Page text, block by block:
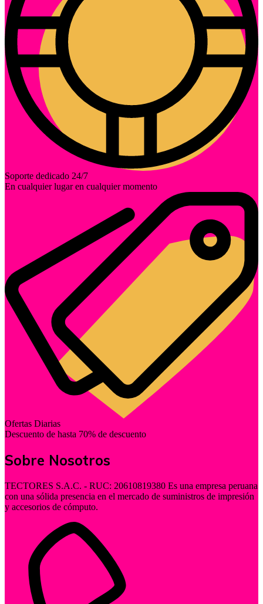
Soporte dedicado 24/7
En cualquier lugar en cualquier momento
Ofertas Diarias
Descuento de hasta 70% de descuento
Sobre Nosotros
TECTORES S.A.C. - RUC: 20610819380 Es una empresa peruana
con una sólida presencia en el mercado de suministros de impresión
y accesorios de cómputo.